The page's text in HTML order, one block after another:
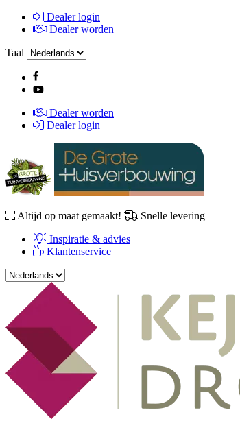
Dealer login
Dealer worden
Taal
Dealer worden
Dealer login
Altijd op maat gemaakt!
Snelle levering
Inspiratie & advies
Klantenservice